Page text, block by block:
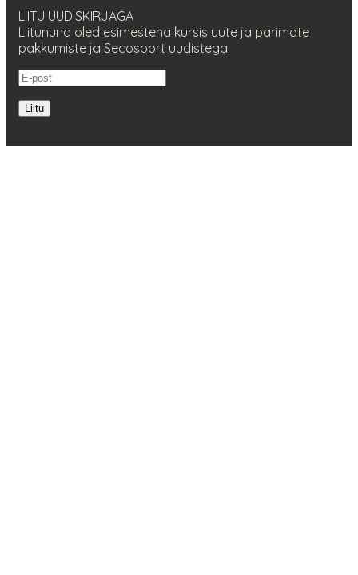
LIITU UUDISKIRJAGA
Liitununa oled esimestena kursis uute ja parimate
pakkumiste ja Secosport uudistega.
Liitu